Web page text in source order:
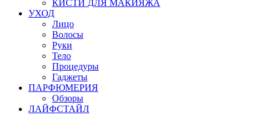
КИСТИ ДЛЯ МАКИЯЖА
УХОД
Лицо
Волосы
Руки
Тело
Процедуры
Гаджеты
ПАРФЮМЕРИЯ
Обзоры
ЛАЙФСТАЙЛ